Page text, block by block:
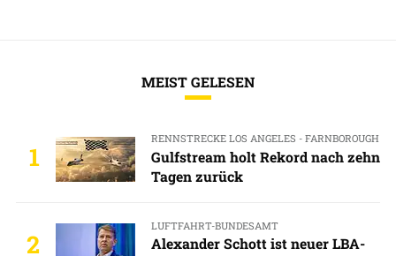
MEIST GELESEN
1
RENNSTRECKE LOS ANGELES - FARNBOROUGH
Gulfstream holt Rekord nach zehn
Tagen zurück
2
LUFTFAHRT-BUNDESAMT
Alexander Schott ist neuer LBA-